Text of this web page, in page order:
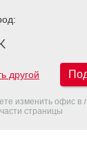
другой
изменить офис в
страницы